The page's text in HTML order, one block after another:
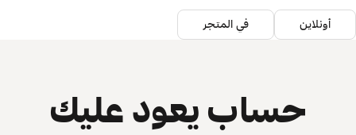
أونلاين في المتجر
حساب يعود عليك